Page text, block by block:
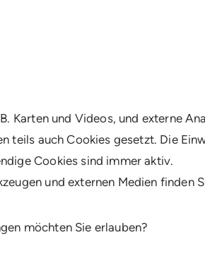
Karten und Videos, und externe
teils auch Cookies gesetzt. Die
Cookies sind immer aktiv.
und externen Medien finden
möchten Sie erlauben?